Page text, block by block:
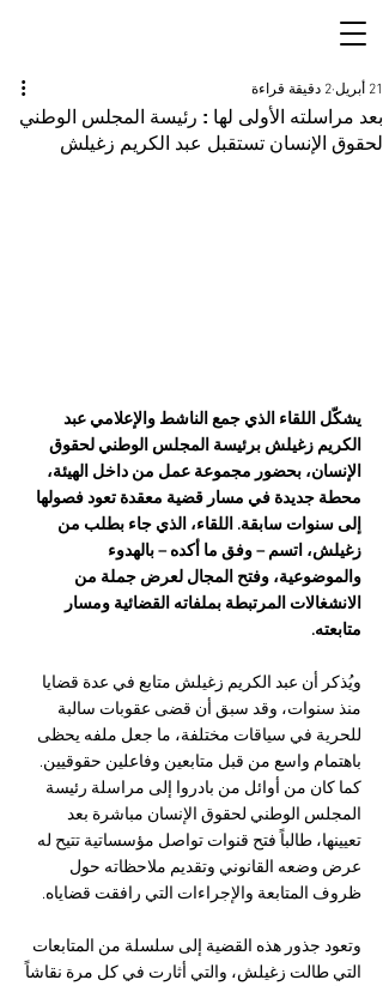
بعد مراسلته الأولى لها : رئيسة المجلس الوطني
لحقوق الإنسان تستقبل عبد الكريم زغيلش
21 أبريل 2 دقيقة قراءة
يشكّل اللقاء الذي جمع الناشط والإعلامي عبد
الكريم زغيلش برئيسة المجلس الوطني لحقوق
الإنسان، بحضور مجموعة عمل من داخل الهيئة،
محطة جديدة في مسار قضية معقدة تعود فصولها
إلى سنوات سابقة. اللقاء، الذي جاء بطلب من
زغيلش، اتسم – وفق ما أكده – بالهدوء
والموضوعية، وفتح المجال لعرض جملة من
الانشغالات المرتبطة بملفاته القضائية ومسار
متابعته.
ويُذكر أن عبد الكريم زغيلش متابع في عدة قضايا
منذ سنوات، وقد سبق أن قضى عقوبات سالبة
للحرية في سياقات مختلفة، ما جعل ملفه يحظى
باهتمام واسع من قبل متابعين وفاعلين حقوقيين.
كما كان من أوائل من بادروا إلى مراسلة رئيسة
المجلس الوطني لحقوق الإنسان مباشرة بعد
تعيينها، طالباً فتح قنوات تواصل مؤسساتية تتيح له
عرض وضعه القانوني وتقديم ملاحظاته حول
ظروف المتابعة والإجراءات التي رافقت قضاياه.
وتعود جذور هذه القضية إلى سلسلة من المتابعات
التي طالت زغيلش، والتي أثارت في كل مرة نقاشاً